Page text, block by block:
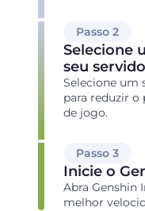
Passo 2
Selecione
seu
Selecione um
para reduzir o
de jogo.
Passo 3
Inicie o
Abra Genshin
melhor